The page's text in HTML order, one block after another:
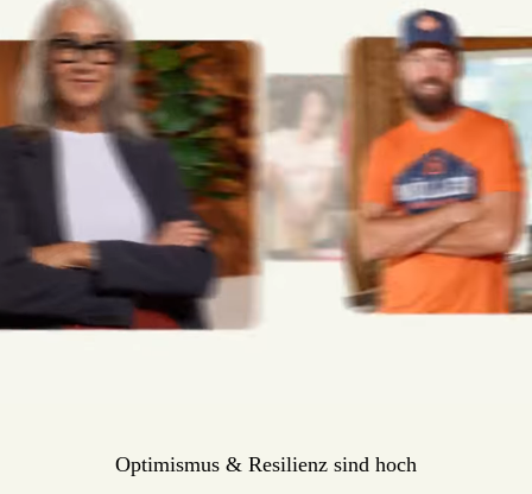
Optimismus & Resilienz sind hoch